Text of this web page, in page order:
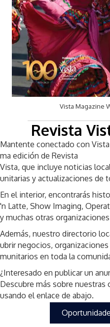
Vista Magazine
Revista
Mantente conectado con Vista
ma edición de Revista
Vista, que incluye noticias
unitarias y actualizaciones de
En el interior, encontrarás
'n Latte, Show Imaging,
y muchas otras organizaciones
Además, nuestro directorio
ubrir negocios, organizaciones
munitarios en toda la
¿Interesado en publicar un
Descubre más sobre nuestras
usando el enlace de abajo.